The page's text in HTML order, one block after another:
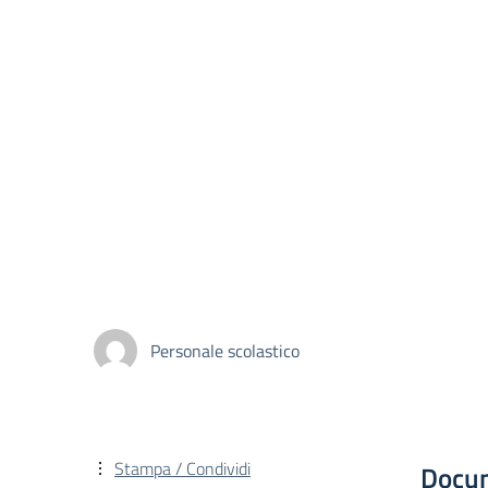
Personale scolastico
Stampa / Condividi